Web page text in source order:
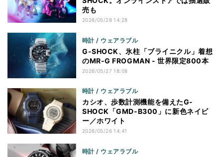
売も
2026/05/28 14:28
時計 / ウェアラブル
G-SHOCK、氷柱「ブライニクル」着想
のMR-G FROGMAN - 世界限定800本
2026/05/27 18:08
時計 / ウェアラブル
カシオ、歩数計測機能を備えたG-
SHOCK「GMD-B300」に新色ネイビ
ー／ホワイト
2026/05/26 14:41
時計 / ウェアラブル